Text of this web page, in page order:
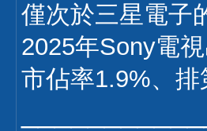
僅次於三星電子
2025年Sony電
市佔率1.9%、排